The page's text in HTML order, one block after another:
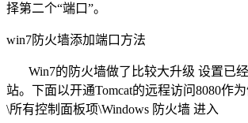
择第二个“端口”。
win7防火墙添加端口方法
Win7的防火墙做了比较大升级 设置已
站。下面以开通Tomcat的远程访问8080作
\所有控制面板项\Windows 防火墙 进入